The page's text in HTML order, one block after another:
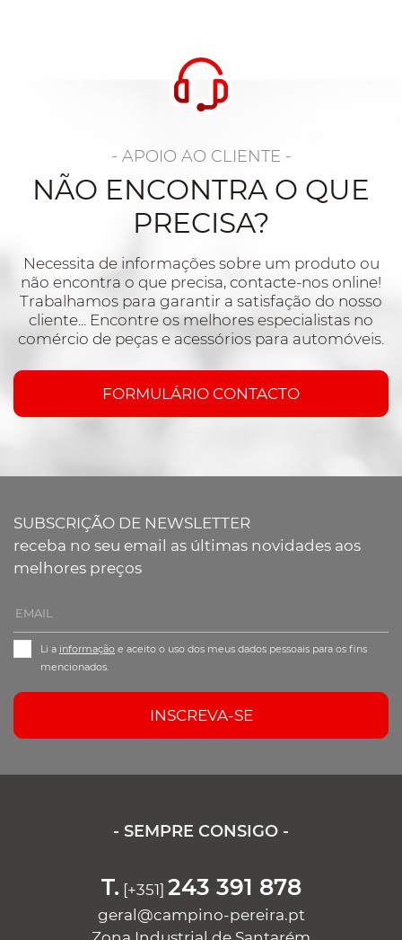
- APOIO AO CLIENTE -
NÃO ENCONTRA O QUE
PRECISA?
Necessita de informações sobre um produto ou
não encontra o que precisa, contacte-nos online!
Trabalhamos para garantir a satisfação do nosso
cliente... Encontre os melhores especialistas no
comércio de peças e acessórios para automóveis.
FORMULÁRIO CONTACTO
SUBSCRIÇÃO DE NEWSLETTER
receba no seu email as últimas novidades aos
melhores preços
Li a informação e aceito o uso dos meus dados pessoais para os fins
mencionados.
INSCREVA-SE
- SEMPRE CONSIGO -
T. [+351] 243 391 878
geral@campino-pereira.pt